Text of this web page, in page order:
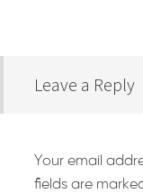
Leave a Reply
Your email
fields are